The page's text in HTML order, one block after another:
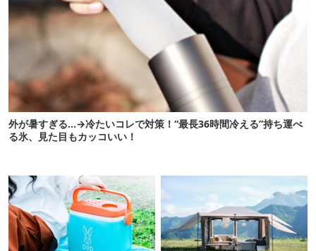
外が暑すぎる…→冷たいコレで対策！“最長36時間冷える”持ち運べ
る氷、見た目もカッコいい！